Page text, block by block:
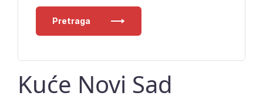
Pretraga
Kuće Novi Sad